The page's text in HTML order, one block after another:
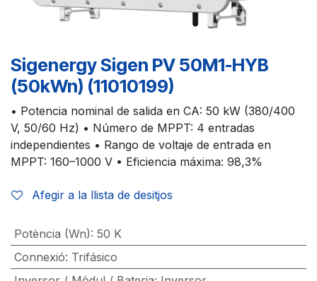
Sigenergy Sigen PV 50M1-HYB
(50kWn) (11010199)
• Potencia nominal de salida en CA: 50 kW (380/400
V, 50/60 Hz) • Número de MPPT: 4 entradas
independientes • Rango de voltaje de entrada en
MPPT: 160–1000 V • Eficiencia máxima: 98,3%
Afegir a la llista de desitjos
Potència (Wn): 50 K
Connexió: Trifásico